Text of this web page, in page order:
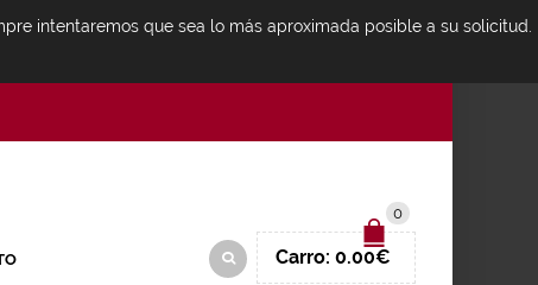
0
Carro: 0.00€
intentaremos que sea lo más aproximada posible a su solicitud.